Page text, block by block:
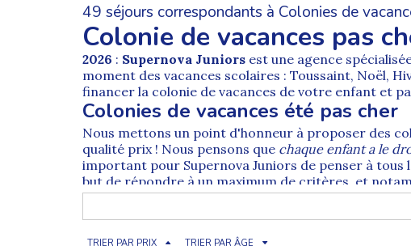
49 séjours correspondants à Colonies de
Colonie de vacances pas
2026 : Supernova Juniors est une agence
moment des vacances scolaires : Toussaint, Noël,
financer la colonie de vacances de votre enfant et
Colonies de vacances été pas cher
Nous mettons un point d'honneur à proposer des
qualité prix ! Nous pensons que chaque enfant a le
important pour Supernova Juniors de penser à tous
but de répondre à un maximum de critères, et
Colonies de vacances été 2026 pas
En 2026, plus que jamais, nous mettons tout en
par les services de la DDCS c'est à dire par le
TRIER PAR PRIX TRIER PAR ÂGE